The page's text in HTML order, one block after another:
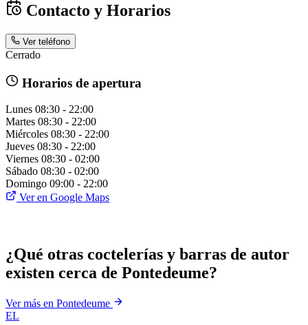
Contacto y Horarios
Ver teléfono
Cerrado
Horarios de apertura
Lunes 08:30 - 22:00
Martes 08:30 - 22:00
Miércoles 08:30 - 22:00
Jueves 08:30 - 22:00
Viernes 08:30 - 02:00
Sábado 08:30 - 02:00
Domingo 09:00 - 22:00
Ver en Google Maps
¿Qué otras coctelerías y barras de autor
existen cerca de Pontedeume?
Ver más en Pontedeume
EL